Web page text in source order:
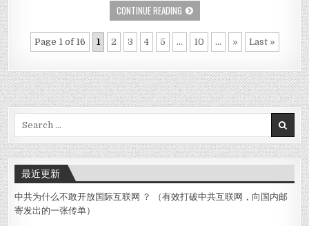
CONTINUE READING全
球
共
大
联
网
络
会
议
将
于
月
11
日
召
Page 1 of 16 1 2 3 4 5 ... 10 ... » Last »
最近更新
中共为什么不敢开放国际互联网 ？ （有效打破中共互联网，向国内邮
寄发出的一张传单）